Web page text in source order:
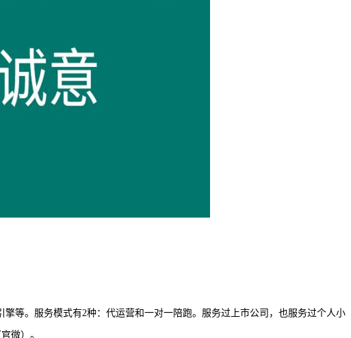
等。服务模式有2种：代运营和一对一陪跑。服务过上市公司，也服务过个人小
微）。